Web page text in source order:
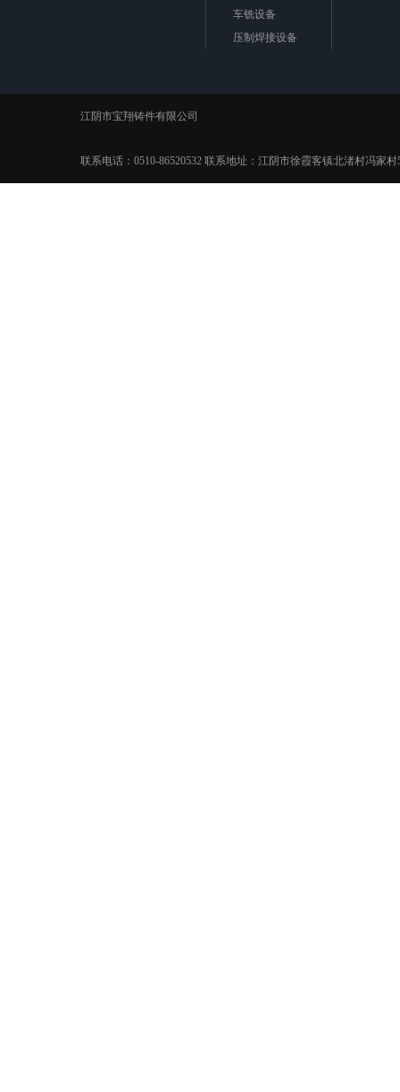
车铣设备
压制焊接设备
江阴市宝翔铸件有限公司
联系电话：0510-86520532 联系地址：江阴市徐霞客镇北渚村冯家村